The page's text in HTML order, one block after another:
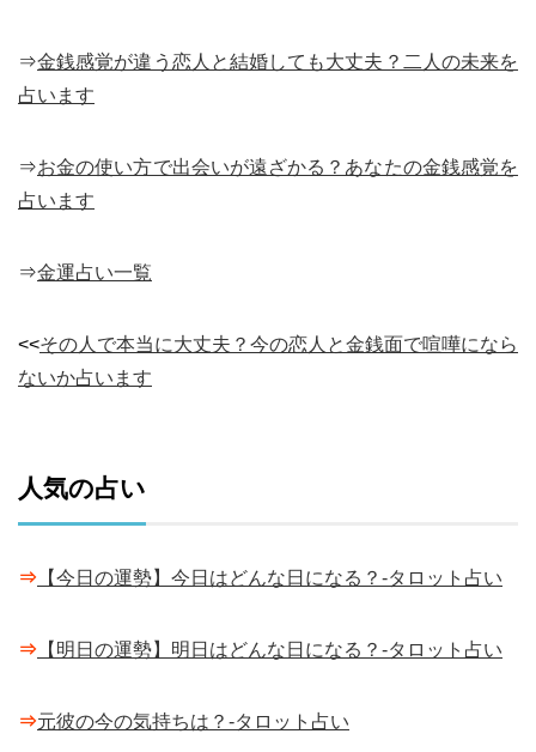
⇒金銭感覚が違う恋人と結婚しても大丈夫？二人の未来を
占います
⇒お金の使い方で出会いが遠ざかる？あなたの金銭感覚を
占います
⇒金運占い一覧
<<その人で本当に大丈夫？今の恋人と金銭面で喧嘩になら
ないか占います
人気の占い
⇒ 【今日の運勢】今日はどんな日になる？-タロット占い
⇒ 【明日の運勢】明日はどんな日になる？-タロット占い
⇒元彼の今の気持ちは？-タロット占い